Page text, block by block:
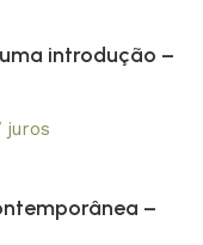
introdução –
juros
–